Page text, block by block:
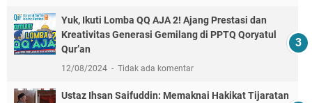
Yuk, Ikuti Lomba QQ AJA 2! Ajang Prestasi dan
Kreativitas Generasi Gemilang di PPTQ Qoryatul
Qur’an
12/08/2024 Tidak ada komentar
Ustaz Ihsan Saifuddin: Memaknai Hakikat Tijaratan